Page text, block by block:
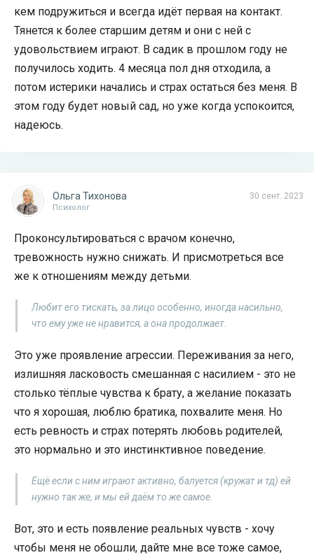
кем подружиться и всегда идёт первая на контакт.
Тянется к более старшим детям и они с ней с
удовольствием играют. В садик в прошлом году не
получилось ходить. 4 месяца пол дня отходила, а
потом истерики начались и страх остаться без меня. В
этом году будет новый сад, но уже когда успокоится,
надеюсь.
30 сент. 2023
Ольга Тихонова
Психолог
Проконсультироваться с врачом конечно,
тревожность нужно снижать. И присмотреться все
же к отношениям между детьми.
Любит его тискать, за лицо особенно, иногда насильно,
что ему уже не нравится, а она продолжает.
Это уже проявление агрессии. Переживания за него,
излишняя ласковость смешанная с насилием - это не
столько тёплые чувства к брату, а желание показать
что я хорошая, люблю братика, похвалите меня. Но
есть ревность и страх потерять любовь родителей,
это нормально и это инстинктивное поведение.
Ещё если с ним играют активно, балуется (кружат и тд) ей
нужно так же, и мы ей даём то же самое.
Вот, это и есть появление реальных чувств - хочу
чтобы меня не обошли, дайте мне все тоже самое,